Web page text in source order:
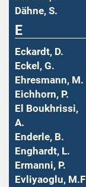
Dähne, S.
E
Eckardt, D.
Eckel, G.
Ehresmann, M.
Eichhorn, P.
El Boukhrissi,
A.
Enderle, B.
Enghardt, L.
Ermanni, P.
Evliyaoglu, M.F